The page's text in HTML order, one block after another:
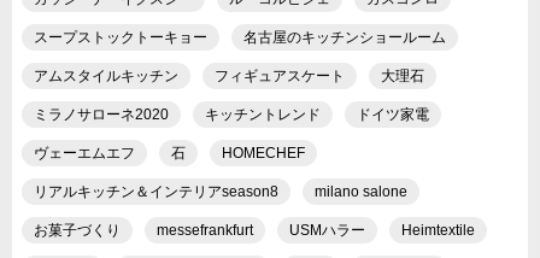
スープストックトーキョー 名古屋のキッチンショールーム
アムスタイルキッチン フィギュアスケート 大理石
ミラノサローネ2020 キッチントレンド ドイツ家電
ヴェーエムエフ 石 HOMECHEF
リアルキッチン＆インテリアseason8 milano salone
お菓子づくり messefrankfurt USMハラー Heimtextile